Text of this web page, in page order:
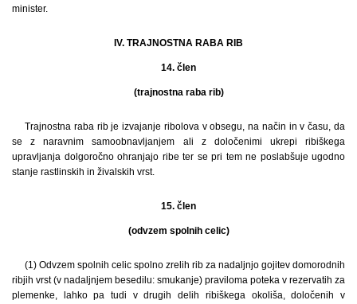
minister.
IV. TRAJNOSTNA RABA RIB
14. člen
(trajnostna raba rib)
Trajnostna raba rib je izvajanje ribolova v obsegu, na način in v času, da
se z naravnim samoobnavljanjem ali z določenimi ukrepi ribiškega
upravljanja dolgoročno ohranjajo ribe ter se pri tem ne poslabšuje ugodno
stanje rastlinskih in živalskih vrst.
15. člen
(odvzem spolnih celic)
(1) Odvzem spolnih celic spolno zrelih rib za nadaljnjo gojitev domorodnih
ribjih vrst (v nadaljnjem besedilu: smukanje) praviloma poteka v rezervatih za
plemenke, lahko pa tudi v drugih delih ribiškega okoliša, določenih v